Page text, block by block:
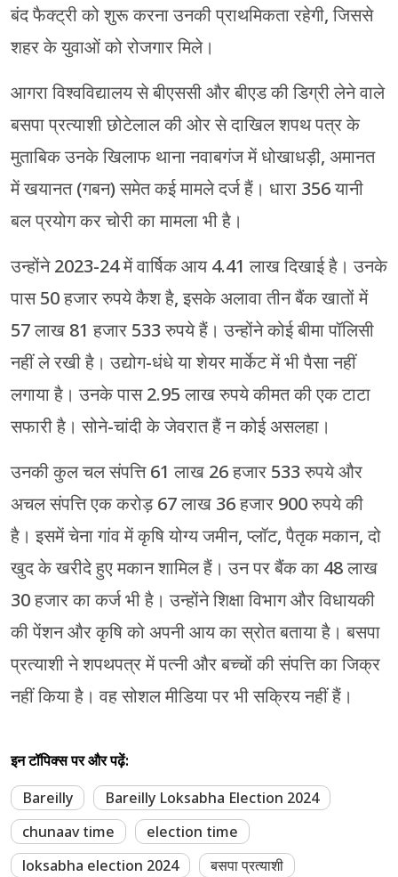
बंद फैक्ट्री को शुरू करना उनकी प्राथमिकता रहेगी, जिससे
शहर के युवाओं को रोजगार मिले।
आगरा विश्वविद्यालय से बीएससी और बीएड की डिग्री लेने वाले
बसपा प्रत्याशी छोटेलाल की ओर से दाखिल शपथ पत्र के
मुताबिक उनके खिलाफ थाना नवाबगंज में धोखाधड़ी, अमानत
में खयानत (गबन) समेत कई मामले दर्ज हैं। धारा 356 यानी
बल प्रयोग कर चोरी का मामला भी है।
उन्होंने 2023-24 में वार्षिक आय 4.41 लाख दिखाई है। उनके
पास 50 हजार रुपये कैश है, इसके अलावा तीन बैंक खातों में
57 लाख 81 हजार 533 रुपये हैं। उन्होंने कोई बीमा पॉलिसी
नहीं ले रखी है। उद्योग-धंधे या शेयर मार्केट में भी पैसा नहीं
लगाया है। उनके पास 2.95 लाख रुपये कीमत की एक टाटा
सफारी है। सोने-चांदी के जेवरात हैं न कोई असलहा।
उनकी कुल चल संपत्ति 61 लाख 26 हजार 533 रुपये और
अचल संपत्ति एक करोड़ 67 लाख 36 हजार 900 रुपये की
है। इसमें चेना गांव में कृषि योग्य जमीन, प्लॉट, पैतृक मकान, दो
खुद के खरीदे हुए मकान शामिल हैं। उन पर बैंक का 48 लाख
30 हजार का कर्ज भी है। उन्होंने शिक्षा विभाग और विधायकी
की पेंशन और कृषि को अपनी आय का स्रोत बताया है। बसपा
प्रत्याशी ने शपथपत्र में पत्नी और बच्चों की संपत्ति का जिक्र
नहीं किया है। वह सोशल मीडिया पर भी सक्रिय नहीं हैं।
इन टॉपिक्स पर और पढ़ें:
Bareilly
Bareilly Loksabha Election 2024
chunaav time
election time
loksabha election 2024
बसपा प्रत्याशी